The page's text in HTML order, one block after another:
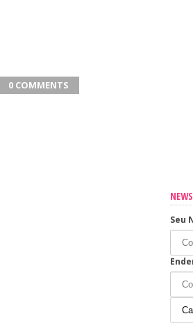
0 COMMENTS
Seu